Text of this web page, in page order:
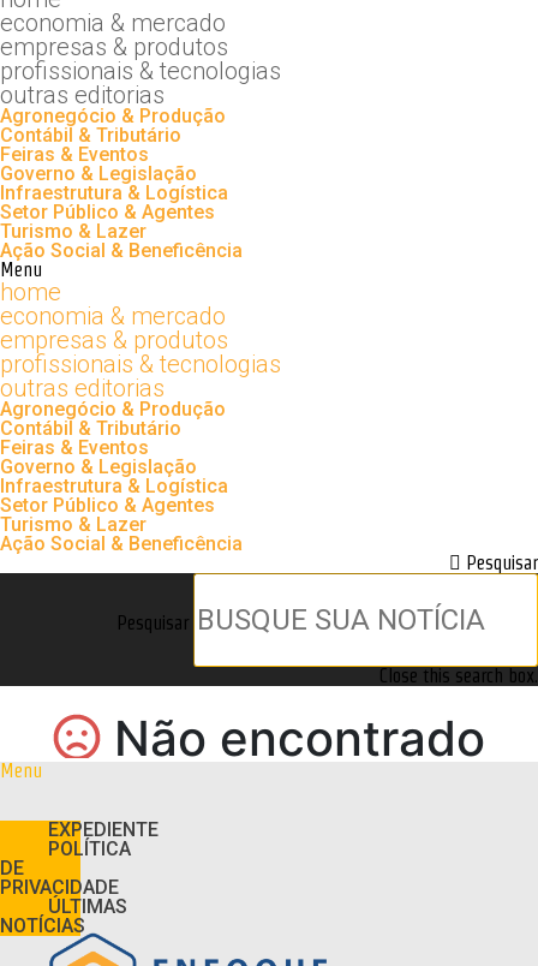
economia & mercado
empresas & produtos
profissionais & tecnologias
outras editorias
Agronegócio & Produção
Contábil & Tributário
Feiras & Eventos
Governo & Legislação
Infraestrutura & Logística
Setor Público & Agentes
Turismo & Lazer
Ação Social & Beneficência
Menu
home
economia & mercado
empresas & produtos
profissionais & tecnologias
outras editorias
Agronegócio & Produção
Contábil & Tributário
Feiras & Eventos
Governo & Legislação
Infraestrutura & Logística
Setor Público & Agentes
Turismo & Lazer
Ação Social & Beneficência
Pesquisar
Pesquisar
Close this search box.
Menu
EXPEDIENTE
POLÍTICA
DE
PRIVACIDADE
ÚLTIMAS
NOTÍCIAS